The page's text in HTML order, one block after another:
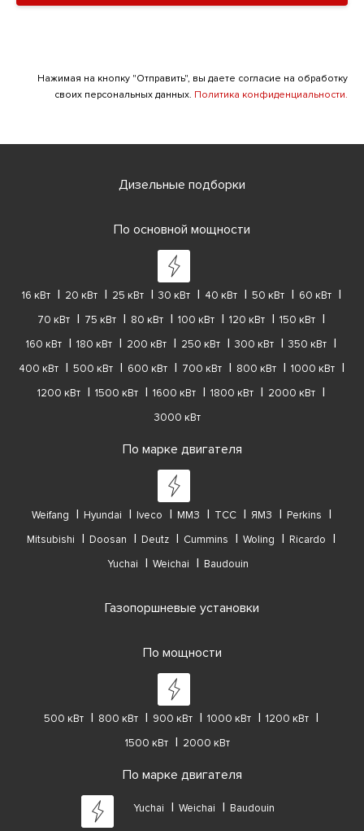
Нажимая на кнопку "Отправить", вы даете согласие на обработку
своих персональных данных. Политика конфиденциальности.
Дизельные подборки
По основной мощности
16 кВт 20 кВт 25 кВт 30 кВт 40 кВт 50 кВт
60 кВт
70 кВт
75 кВт 80 кВт 100 кВт 120 кВт
150 кВт
160 кВт
180 кВт 200 кВт 250 кВт 300 кВт
350 кВт
400 кВт
500 кВт 600 кВт 700 кВт 800 кВт
1000 кВт
1200 кВт
1500 кВт 1600 кВт 1800 кВт
2000 кВт
3000 кВт
По марке двигателя
Weifang Hyundai Iveco ММЗ ТСС ЯМЗ
Perkins
Mitsubishi
Doosan Deutz Cummins Woling
Ricardo
Yuchai
Weichai Baudouin
Газопоршневые установки
По мощности
500 кВт 800 кВт 900 кВт 1000 кВт
1200 кВт
1500 кВт
2000 кВт
По марке двигателя
Yuchai Weichai Baudouin